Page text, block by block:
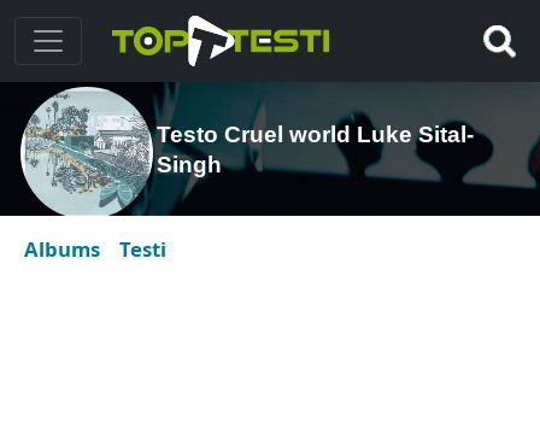
Testo Cruel world Luke Sital-
Singh
Albums Testi